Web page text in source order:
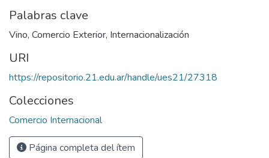
Palabras clave
Vino, Comercio Exterior, Internacionalización
URI
https://repositorio.21.edu.ar/handle/ues21/27318
Colecciones
Comercio Internacional
Página completa del ítem